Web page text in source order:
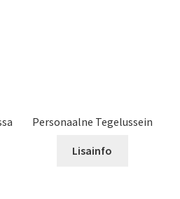
Personaalne Tegelussein
Lisainfo